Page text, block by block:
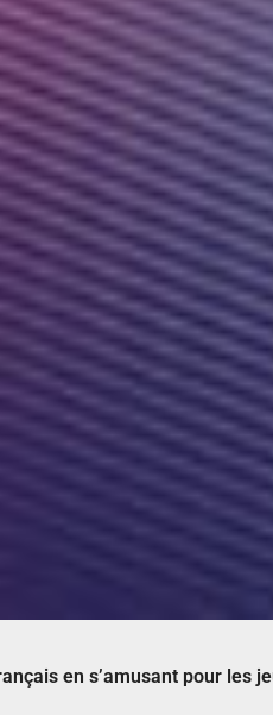
en s’amusant pour les